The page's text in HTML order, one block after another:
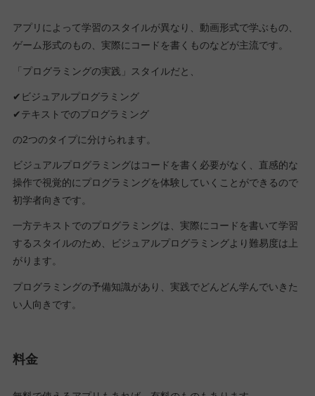
アプリによって学習のスタイルが異なり、動画形式で学ぶもの、
ゲーム形式のもの、実際にコードを書くものなどが主流です。
「プログラミングの実践」スタイルだと、
✔ビジュアルプログラミング
✔テキストでのプログラミング
の2つのタイプに分けられます。
ビジュアルプログラミングはコードを書く必要がなく、直感的な
操作で視覚的にプログラミングを体験していくことができるので
初学者向きです。
一方テキストでのプログラミングは、実際にコードを書いて学習
するスタイルのため、ビジュアルプログラミングより難易度は上
がります。
プログラミングの予備知識があり、実践でどんどん学んでいきた
い人向きです。
料金